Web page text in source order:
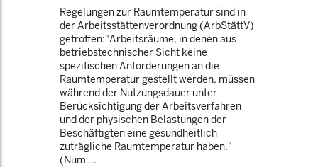
Regelungen zur Raumtemperatur sind in
der Arbeitsstättenverordnung (ArbStättV)
getroffen:"Arbeitsräume, in denen aus
betriebstechnischer Sicht keine
spezifischen Anforderungen an die
Raumtemperatur gestellt werden, müssen
während der Nutzungsdauer unter
Berücksichtigung der Arbeitsverfahren
und der physischen Belastungen der
Beschäftigten eine gesundheitlich
zuträgliche Raumtemperatur haben."
(Num ...